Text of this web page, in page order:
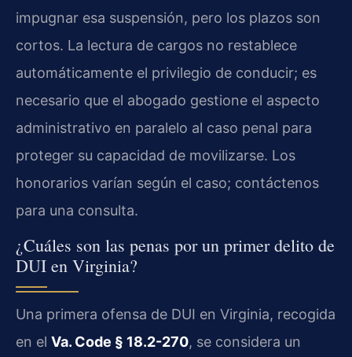
impugnar esa suspensión, pero los plazos son
cortos. La lectura de cargos no restablece
automáticamente el privilegio de conducir; es
necesario que el abogado gestione el aspecto
administrativo en paralelo al caso penal para
proteger su capacidad de movilizarse. Los
honorarios varían según el caso; contáctenos
para una consulta.
¿Cuáles son las penas por un primer delito de
DUI en Virginia?
Una primera ofensa de DUI en Virginia, recogida
en el Va. Code § 18.2-270, se considera un